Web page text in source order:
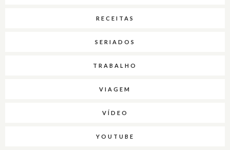
RECEITAS
SERIADOS
TRABALHO
VIAGEM
VÍDEO
YOUTUBE